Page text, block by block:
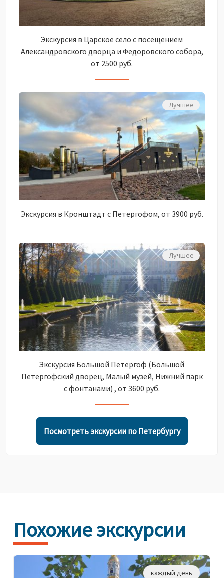
Экскурсия в Царское село с посещением
Александровского дворца и Федоровского собора,
от 2500 руб.
Лучшее
Экскурсия в Кронштадт с Петергофом, от 3900 руб.
Лучшее
Экскурсия Большой Петергоф (Большой
Петергофский дворец, Малый музей, Нижний парк
с фонтанами) , от 3600 руб.
Посмотреть экскурсии по Петербургу
Похожие экскурсии
каждый день